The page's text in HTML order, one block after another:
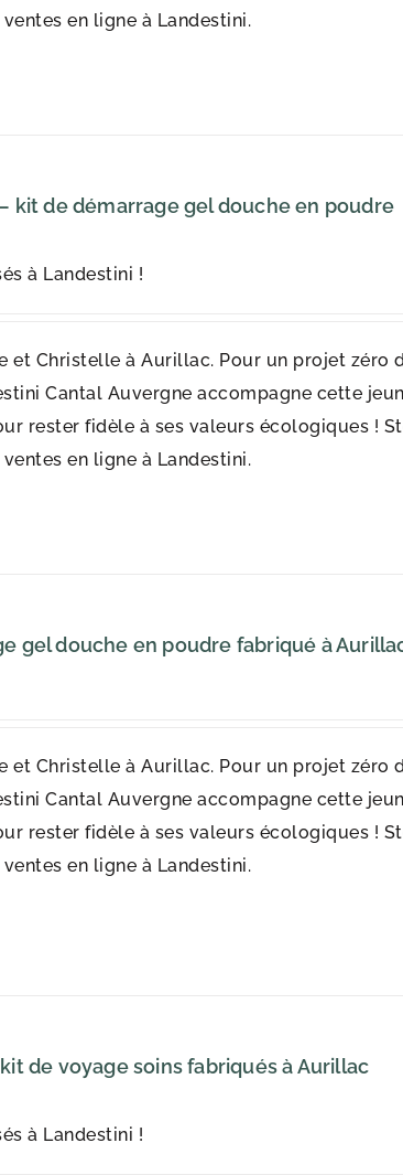
en ligne à Landestini.
kit de démarrage gel douche en poudre
à Landestini !
et Christelle à Aurillac. Pour un projet zéro
Cantal Auvergne accompagne cette
rester fidèle à ses valeurs écologiques !
en ligne à Landestini.
gel douche en poudre fabriqué à
et Christelle à Aurillac. Pour un projet zéro
Cantal Auvergne accompagne cette
rester fidèle à ses valeurs écologiques !
en ligne à Landestini.
de voyage soins fabriqués à Aurillac
à Landestini !